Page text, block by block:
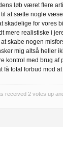
løb været flere
at sætte nogle
skadelige for vores
mere realistiske i
at skabe nogen
mig altså heller
kontrol med brug af
få total forbud mod
received 2 votes up